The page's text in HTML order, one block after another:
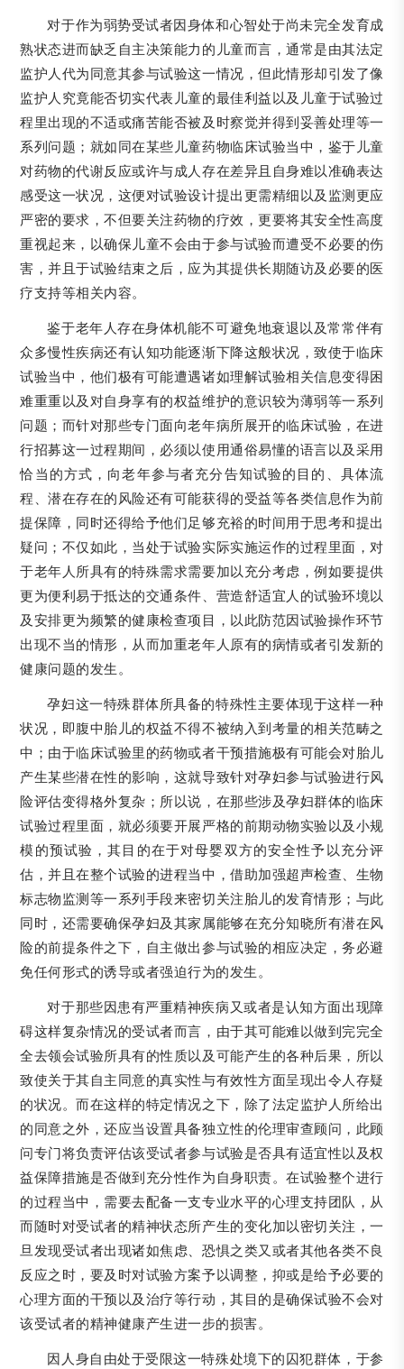
对于作为弱势受试者因身体和心智处于尚未完全发育成
熟状态进而缺乏自主决策能力的儿童而言，通常是由其法定
监护人代为同意其参与试验这一情况，但此情形却引发了像
监护人究竟能否切实代表儿童的最佳利益以及儿童于试验过
程里出现的不适或痛苦能否被及时察觉并得到妥善处理等一
系列问题；就如同在某些儿童药物临床试验当中，鉴于儿童
对药物的代谢反应或许与成人存在差异且自身难以准确表达
感受这一状况，这便对试验设计提出更需精细以及监测更应
严密的要求，不但要关注药物的疗效，更要将其安全性高度
重视起来，以确保儿童不会由于参与试验而遭受不必要的伤
害，并且于试验结束之后，应为其提供长期随访及必要的医
疗支持等相关内容。
鉴于老年人存在身体机能不可避免地衰退以及常常伴有
众多慢性疾病还有认知功能逐渐下降这般状况，致使于临床
试验当中，他们极有可能遭遇诸如理解试验相关信息变得困
难重重以及对自身享有的权益维护的意识较为薄弱等一系列
问题；而针对那些专门面向老年病所展开的临床试验，在进
行招募这一过程期间，必须以使用通俗易懂的语言以及采用
恰当的方式，向老年参与者充分告知试验的目的、具体流
程、潜在存在的风险还有可能获得的受益等各类信息作为前
提保障，同时还得给予他们足够充裕的时间用于思考和提出
疑问；不仅如此，当处于试验实际实施运作的过程里面，对
于老年人所具有的特殊需求需要加以充分考虑，例如要提供
更为便利易于抵达的交通条件、营造舒适宜人的试验环境以
及安排更为频繁的健康检查项目，以此防范因试验操作环节
出现不当的情形，从而加重老年人原有的病情或者引发新的
健康问题的发生。
孕妇这一特殊群体所具备的特殊性主要体现于这样一种
状况，即腹中胎儿的权益不得不被纳入到考量的相关范畴之
中；由于临床试验里的药物或者干预措施极有可能会对胎儿
产生某些潜在性的影响，这就导致针对孕妇参与试验进行风
险评估变得格外复杂；所以说，在那些涉及孕妇群体的临床
试验过程里面，就必须要开展严格的前期动物实验以及小规
模的预试验，其目的在于对母婴双方的安全性予以充分评
估，并且在整个试验的进程当中，借助加强超声检查、生物
标志物监测等一系列手段来密切关注胎儿的发育情形；与此
同时，还需要确保孕妇及其家属能够在充分知晓所有潜在风
险的前提条件之下，自主做出参与试验的相应决定，务必避
免任何形式的诱导或者强迫行为的发生。
对于那些因患有严重精神疾病又或者是认知方面出现障
碍这样复杂情况的受试者而言，由于其可能难以做到完完全
全去领会试验所具有的性质以及可能产生的各种后果，所以
致使关于其自主同意的真实性与有效性方面呈现出令人存疑
的状况。而在这样的特定情况之下，除了法定监护人所给出
的同意之外，还应当设置具备独立性的伦理审查顾问，此顾
问专门将负责评估该受试者参与试验是否具有适宜性以及权
益保障措施是否做到充分性作为自身职责。在试验整个进行
的过程当中，需要去配备一支专业水平的心理支持团队，从
而随时对受试者的精神状态所产生的变化加以密切关注，一
旦发现受试者出现诸如焦虑、恐惧之类又或者其他各类不良
反应之时，要及时对试验方案予以调整，抑或是给予必要的
心理方面的干预以及治疗等行动，其目的是确保试验不会对
该受试者的精神健康产生进一步的损害。
因人身自由处于受限这一特殊处境下的囚犯群体，于参